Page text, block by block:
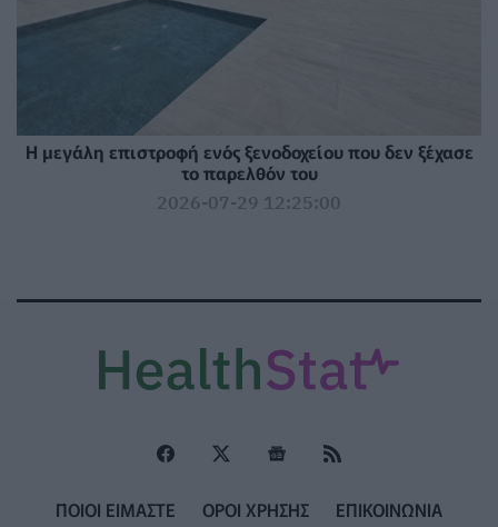
Η μεγάλη επιστροφή ενός ξενοδοχείου που δεν ξέχασε
το παρελθόν του
2026-07-29 12:25:00
ΠΟΙΟΙ ΕΙΜΑΣΤΕ ΟΡΟΙ ΧΡΗΣΗΣ ΕΠΙΚΟΙΝΩΝΙΑ